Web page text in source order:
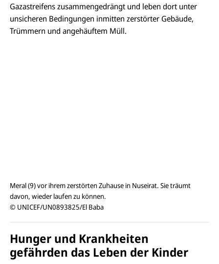
Gazastreifens zusammengedrängt und leben dort unter
unsicheren Bedingungen inmitten zerstörter Gebäude,
Trümmern und angehäuftem Müll.
Meral (9) vor ihrem zerstörten Zuhause in Nuseirat. Sie träumt
davon, wieder laufen zu können.
© UNICEF/UN0893825/El Baba
Hunger und Krankheiten
gefährden das Leben der Kinder